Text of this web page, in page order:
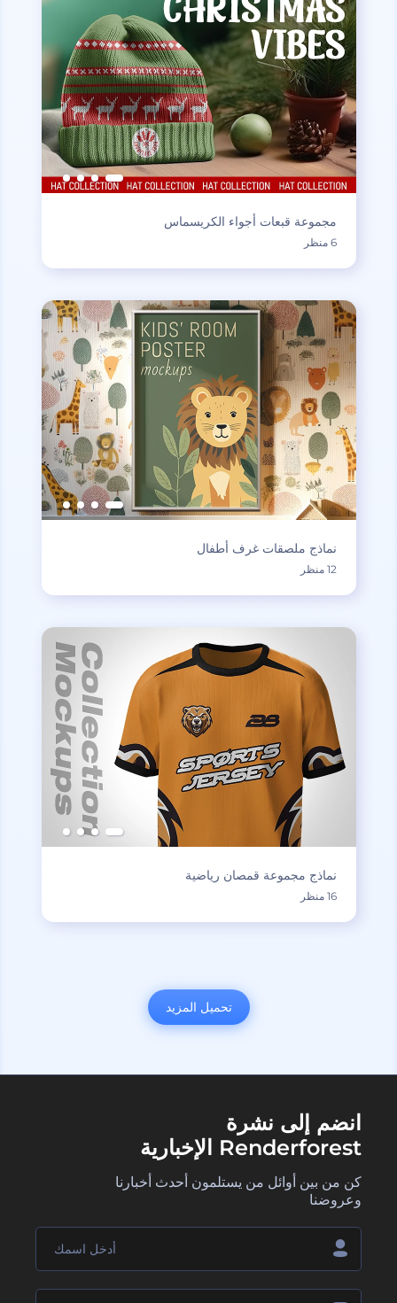
مجموعة قبعات أجواء الكريسماس
6 منظر
نماذج ملصقات غرف أطفال
12 منظر
نماذج مجموعة قمصان رياضية
16 منظر
تحميل المزيد
انضم إلى نشرة
Renderforest الإخبارية
كن من بين أوائل من يستلمون أحدث أخبارنا
وعروضنا